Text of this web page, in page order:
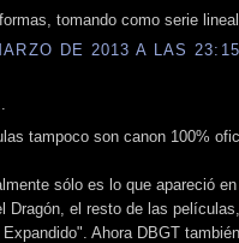
tomando como serie
DE 2013 A LAS 23:15
tampoco son canon 100%
sólo es lo que apareció
Dragón, el resto de las
Ahora DBGT